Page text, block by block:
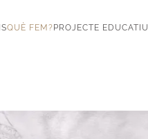
QUÈ FEM? PROJECTE EDUCATIU